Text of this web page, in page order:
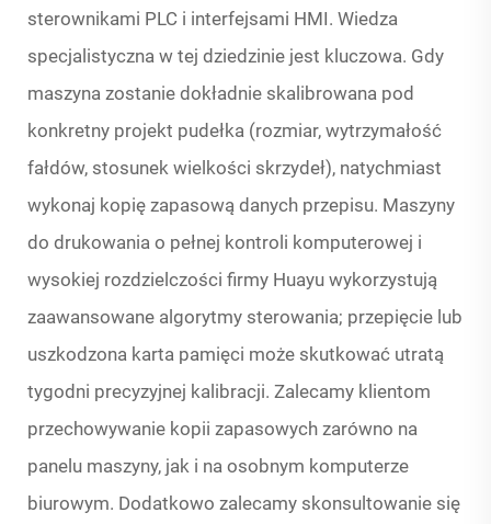
sterownikami PLC i interfejsami HMI. Wiedza
specjalistyczna w tej dziedzinie jest kluczowa. Gdy
maszyna zostanie dokładnie skalibrowana pod
konkretny projekt pudełka (rozmiar, wytrzymałość
fałdów, stosunek wielkości skrzydeł), natychmiast
wykonaj kopię zapasową danych przepisu. Maszyny
do drukowania o pełnej kontroli komputerowej i
wysokiej rozdzielczości firmy Huayu wykorzystują
zaawansowane algorytmy sterowania; przepięcie lub
uszkodzona karta pamięci może skutkować utratą
tygodni precyzyjnej kalibracji. Zalecamy klientom
przechowywanie kopii zapasowych zarówno na
panelu maszyny, jak i na osobnym komputerze
biurowym. Dodatkowo zalecamy skonsultowanie się